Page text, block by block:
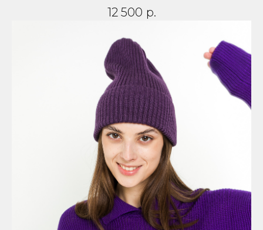
12 500 р.